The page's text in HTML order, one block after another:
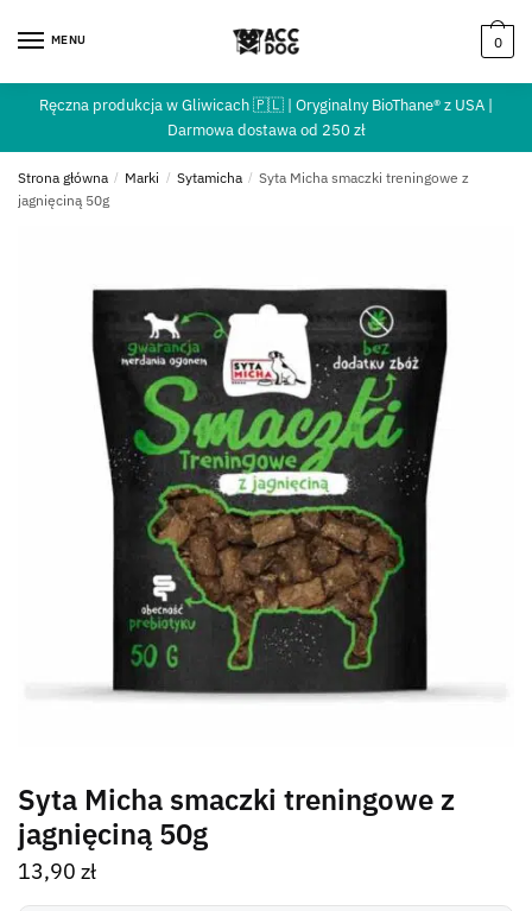
MENU 0
Ręczna produkcja w Gliwicach 🇵🇱 | Oryginalny BioThane® z USA |
Darmowa dostawa od 250 zł
Strona główna / Marki / Sytamicha / Syta Micha smaczki treningowe z
jagnięciną 50g
Syta Micha smaczki treningowe z
jagnięciną 50g
13,90 zł